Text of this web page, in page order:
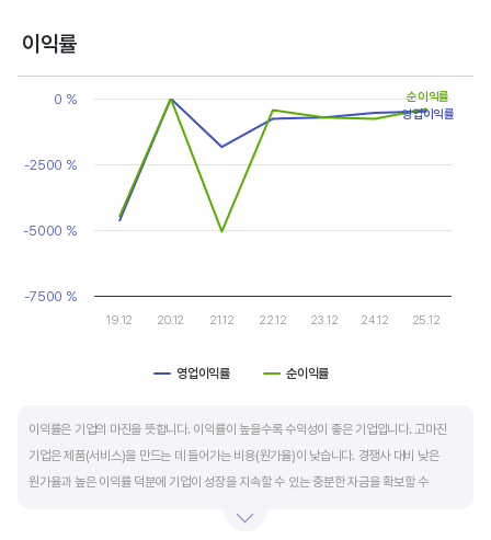
매우 클뿐 아니라 수년간 매출액 감소가 이어지기도 합니다. 심할 경우 경기 변동에 따라
매출액, 영업이익, 순이익 모두 우상향 하는 기업은 주가도 꾸준히 상승합니다. 주가 상승의
출발점이 꾸준한 매출액 증가에서 시작한다는 점을 기억해야 합니다.
이익률
Chart
Line chart with 2 lines.
View as data table, Chart
The chart has 1 X axis displaying categories.
The chart has 1 Y axis displaying values. Data ranges from -
영업이익률 순이익률
19.12 20.12 21.12 22.12 23.12 24.12 25.12
-7500 %
-5000 %
-2500 %
0 %
영업이익률
순이익률
이익률은 기업의 마진을 뜻합니다. 이익률이 높을수록 수익성이 좋은 기업입니다. 고마진
기업은 제품(서비스)을 만드는 데 들어가는 비용(원가율)이 낮습니다. 경쟁사 대비 낮은
원가율과 높은 이익률 덕분에 기업이 성장을 지속할 수 있는 충분한 자금을 확보할 수